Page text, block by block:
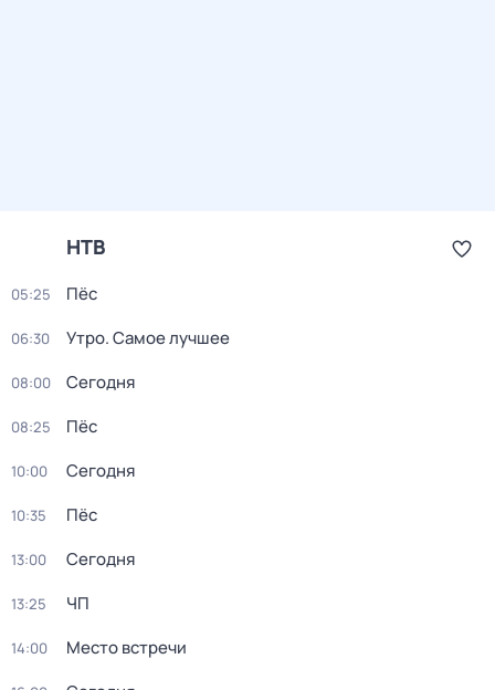
НТВ
05:25 Пёс
06:30 Утро. Самое лучшее
08:00 Сегодня
08:25 Пёс
10:00 Сегодня
10:35 Пёс
13:00 Сегодня
13:25 ЧП
14:00 Место встречи